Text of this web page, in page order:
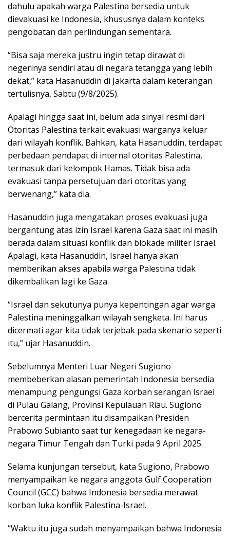
dahulu apakah warga Palestina bersedia untuk
dievakuasi ke Indonesia, khususnya dalam konteks
pengobatan dan perlindungan sementara.
“Bisa saja mereka justru ingin tetap dirawat di
negerinya sendiri atau di negara tetangga yang lebih
dekat,” kata Hasanuddin di Jakarta dalam keterangan
tertulisnya, Sabtu (9/8/2025).
Apalagi hingga saat ini, belum ada sinyal resmi dari
Otoritas Palestina terkait evakuasi warganya keluar
dari wilayah konflik. Bahkan, kata Hasanuddin, terdapat
perbedaan pendapat di internal otoritas Palestina,
termasuk dari kelompok Hamas. Tidak bisa ada
evakuasi tanpa persetujuan dari otoritas yang
berwenang,” kata dia.
Hasanuddin juga mengatakan proses evakuasi juga
bergantung atas izin Israel karena Gaza saat ini masih
berada dalam situasi konflik dan blokade militer Israel.
Apalagi, kata Hasanuddin, Israel hanya akan
memberikan akses apabila warga Palestina tidak
dikembalikan lagi ke Gaza.
“Israel dan sekutunya punya kepentingan agar warga
Palestina meninggalkan wilayah sengketa. Ini harus
dicermati agar kita tidak terjebak pada skenario seperti
itu,” ujar Hasanuddin.
Sebelumnya Menteri Luar Negeri Sugiono
membeberkan alasan pemerintah Indonesia bersedia
menampung pengungsi Gaza korban serangan Israel
di Pulau Galang, Provinsi Kepulauan Riau. Sugiono
bercerita permintaan itu disampaikan Presiden
Prabowo Subianto saat tur kenegadaan ke negara-
negara Timur Tengah dan Turki pada 9 April 2025.
Selama kunjungan tersebut, kata Sugiono, Prabowo
menyampaikan ke negara anggota Gulf Cooperation
Council (GCC) bahwa Indonesia bersedia merawat
korban luka konflik Palestina-Israel.
“Waktu itu juga sudah menyampaikan bahwa Indonesia